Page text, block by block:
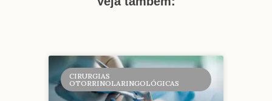
CIRURGIAS
OTORRINOLARINGOLÓGICAS